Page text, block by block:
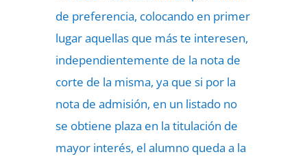
de preferencia, colocando en primer
lugar aquellas que más te interesen,
independientemente de la nota de
corte de la misma, ya que si por la
nota de admisión, en un listado no
se obtiene plaza en la titulación de
mayor interés, el alumno queda a la